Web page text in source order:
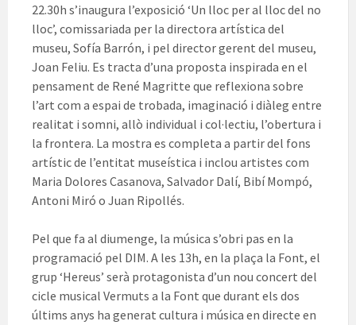
22.30h s’inaugura l’exposició ‘Un lloc per al lloc del no
lloc’, comissariada per la directora artística del
museu, Sofía Barrón, i pel director gerent del museu,
Joan Feliu. Es tracta d’una proposta inspirada en el
pensament de René Magritte que reflexiona sobre
l’art com a espai de trobada, imaginació i diàleg entre
realitat i somni, allò individual i col·lectiu, l’obertura i
la frontera. La mostra es completa a partir del fons
artístic de l’entitat museística i inclou artistes com
Maria Dolores Casanova, Salvador Dalí, Bibí Mompó,
Antoni Miró o Juan Ripollés.
Pel que fa al diumenge, la música s’obri pas en la
programació pel DIM. A les 13h, en la plaça la Font, el
grup ‘Hereus’ serà protagonista d’un nou concert del
cicle musical Vermuts a la Font que durant els dos
últims anys ha generat cultura i música en directe en